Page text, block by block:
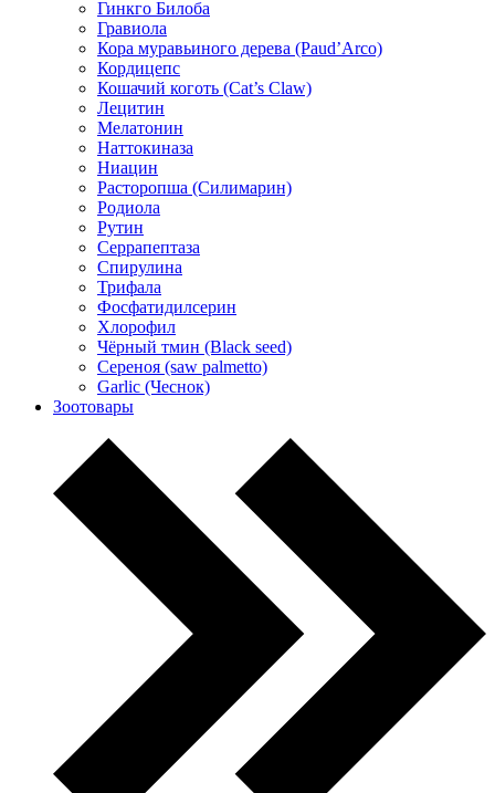
Гинкго Билоба
Гравиола
Кора муравьиного дерева (Paud’Arco)
Кордицепс
Кошачий коготь (Cat’s Claw)
Лецитин
Мелатонин
Наттокиназа
Ниацин
Расторопша (Силимарин)
Родиола
Рутин
Серрапептаза
Спирулина
Трифала
Фосфатидилсерин
Хлорофил
Чёрный тмин (Black seed)
Сереноя (saw palmetto)
Garlic (Чеснок)
Зоотовары